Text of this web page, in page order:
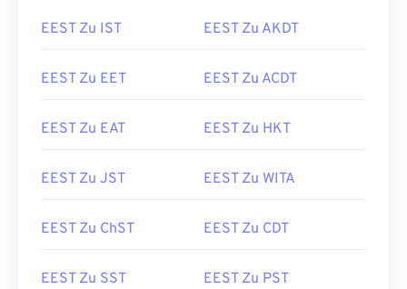
EEST Zu IST EEST Zu AKDT
EEST Zu EET EEST Zu ACDT
EEST Zu EAT EEST Zu HKT
EEST Zu JST EEST Zu WITA
EEST Zu ChST EEST Zu CDT
EEST Zu SST EEST Zu PST